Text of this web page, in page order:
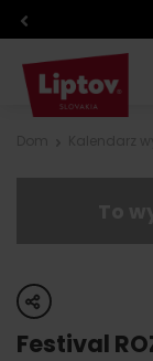
share
Festival